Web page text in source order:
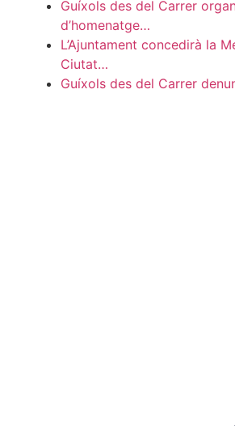
Guíxols des del Carrer
d’homenatge…
L’Ajuntament concedirà la
Ciutat…
Guíxols des del Carrer